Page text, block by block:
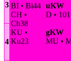
3 BI • Bi44
CH •
Ch38
KU •
Ku23
uKW
D • 101
gKW
MU •
4